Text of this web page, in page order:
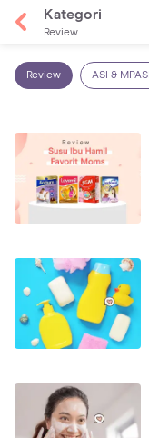
Kategori
Review
Review ASI & MPASI